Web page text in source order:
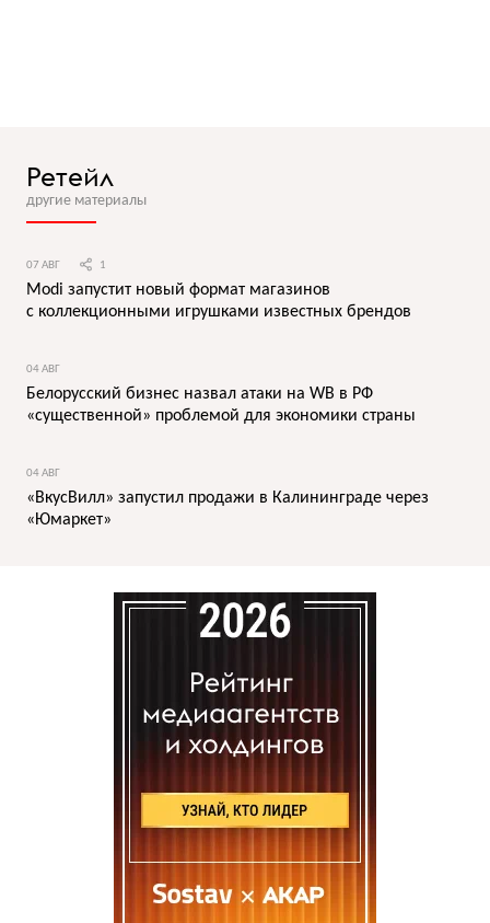
Ретейл
другие материалы
07 АВГ 1
Modi запустит новый формат магазинов
с коллекционными игрушками известных брендов
04 АВГ
Белорусский бизнес назвал атаки на WB в РФ
«существенной» проблемой для экономики страны
04 АВГ
«ВкусВилл» запустил продажи в Калининграде через
«Юмаркет»